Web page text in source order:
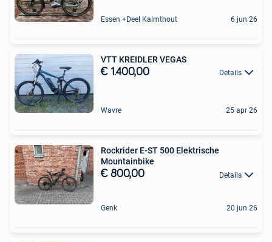
Essen +Deel Kalmthout 6 jun 26
VTT KREIDLER VEGAS
€ 1.400,00 Details
Wavre 25 apr 26
Rockrider E-ST 500 Elektrische
Mountainbike
€ 800,00 Details
Genk 20 jun 26